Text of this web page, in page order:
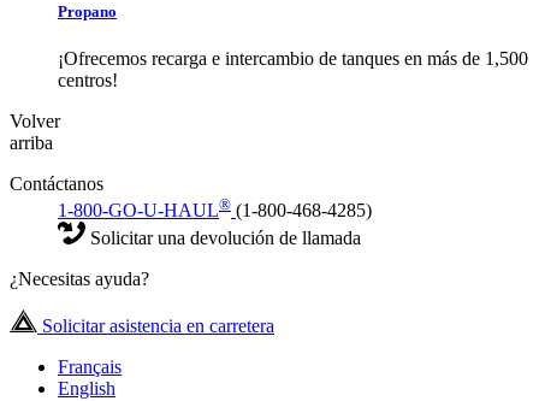
Propano
¡Ofrecemos recarga e intercambio de tanques en más de 1,500
centros!
Volver
arriba
Contáctanos
1-800-GO-U-HAUL® (1-800-468-4285)
Solicitar una devolución de llamada
¿Necesitas ayuda?
Solicitar asistencia en carretera
Français
English